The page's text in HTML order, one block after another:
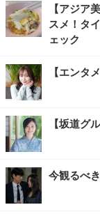
【アジア
スメ！タ
ェック
【エンタ
【坂道グ
今観るべ